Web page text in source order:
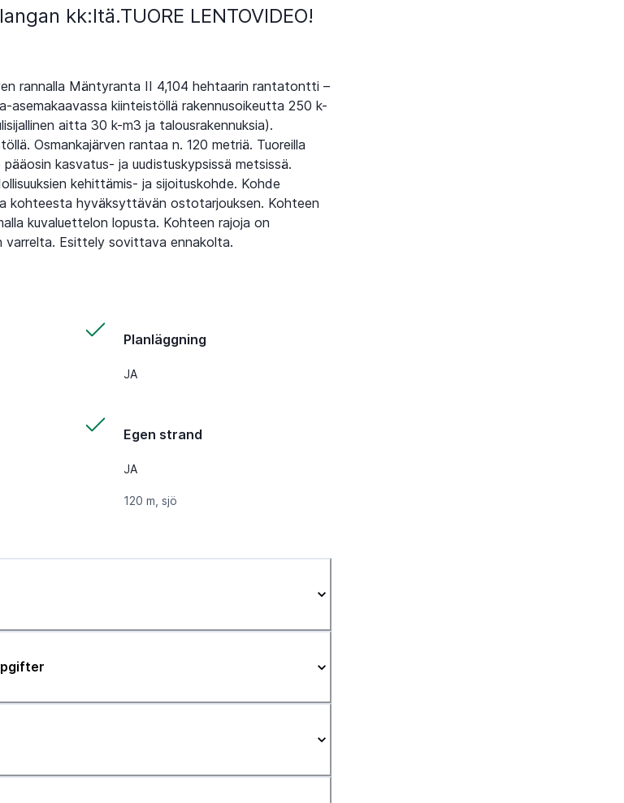
kk:ltä.TUORE LENTOVIDEO!
rannalla Mäntyranta II 4,104 hehtaarin rantatontti –
asemakaavassa kiinteistöllä rakennusoikeutta 250 k-
aitta 30 k-m3 ja talousrakennuksia).
Osmankajärven rantaa n. 120 metriä. Tuoreilla
kasvatus- ja uudistuskypsissä metsissä.
kehittämis- ja sijoituskohde. Kohde
kohteesta hyväksyttävän ostotarjouksen. Kohteen
kuvaluettelon lopusta. Kohteen rajoja on
varrelta. Esittely sovittava ennakolta.
Planläggning
JA
Egen strand
JA
120 m, sjö